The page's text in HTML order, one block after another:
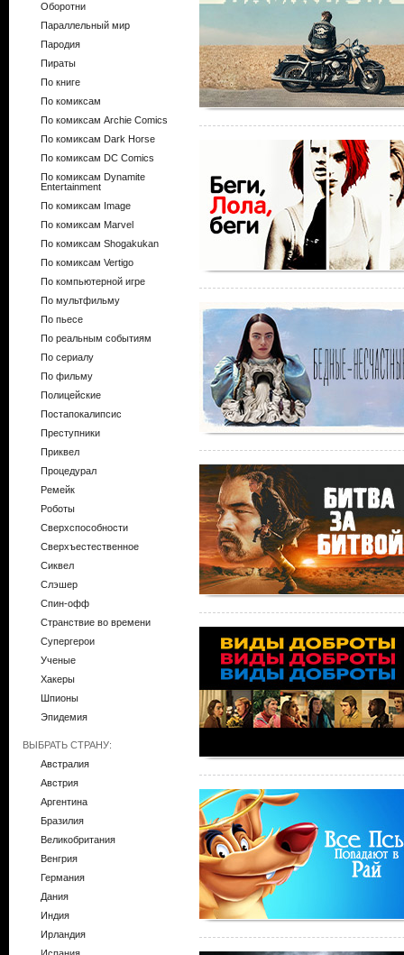
Оборотни
Параллельный мир
Пародия
Пираты
По книге
По комиксам
По комиксам Archie Comics
По комиксам Dark Horse
По комиксам DC Comics
По комиксам Dynamite
Entertainment
По комиксам Image
По комиксам Marvel
По комиксам Shogakukan
По комиксам Vertigo
По компьютерной игре
По мультфильму
По пьесе
По реальным событиям
По сериалу
По фильму
Полицейские
Постапокалипсис
Преступники
Приквел
Процедурал
Ремейк
Роботы
Сверхспособности
Сверхъестественное
Сиквел
Слэшер
Спин-офф
Странствие во времени
Супергерои
Ученые
Хакеры
Шпионы
Эпидемия
ВЫБРАТЬ СТРАНУ:
Австралия
Австрия
Аргентина
Бразилия
Великобритания
Венгрия
Германия
Дания
Индия
Ирландия